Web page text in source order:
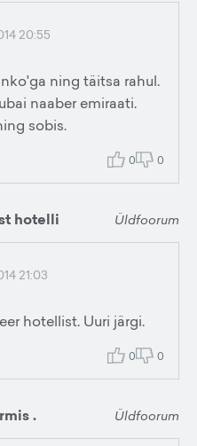
20:55
ning täitsa rahul.
naaber emiraati.
sobis.
0 0
hotelli Üldfoorum
21:03
hotellist. Uuri järgi.
0 0
. Üldfoorum